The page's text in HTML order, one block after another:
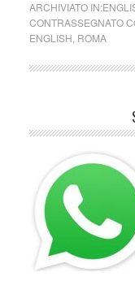
ARCHIVIATO IN:
CONTRASSEGNATO
ENGLISH ROMA